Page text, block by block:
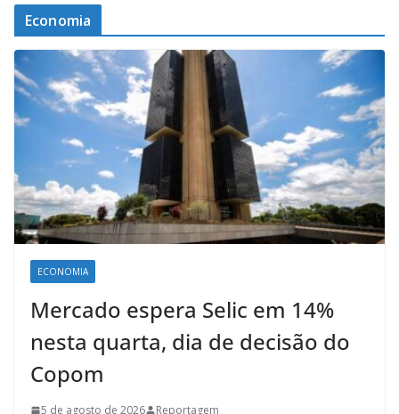
Economia
ECONOMIA
Mercado espera Selic em 14%
nesta quarta, dia de decisão do
Copom
5 de agosto de 2026 Reportagem